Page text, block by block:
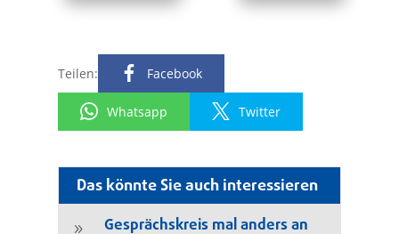
Das könnte Sie auch interessieren
9
Gesprächskreis mal anders an
Teilen: Facebook
Whatsapp Twitter